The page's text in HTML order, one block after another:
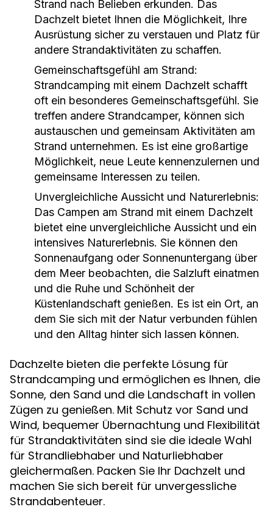
Strand nach Belieben erkunden. Das
Dachzelt bietet Ihnen die Möglichkeit, Ihre
Ausrüstung sicher zu verstauen und Platz für
andere Strandaktivitäten zu schaffen.
Gemeinschaftsgefühl am Strand:
Strandcamping mit einem Dachzelt schafft
oft ein besonderes Gemeinschaftsgefühl. Sie
treffen andere Strandcamper, können sich
austauschen und gemeinsam Aktivitäten am
Strand unternehmen. Es ist eine großartige
Möglichkeit, neue Leute kennenzulernen und
gemeinsame Interessen zu teilen.
Unvergleichliche Aussicht und Naturerlebnis:
Das Campen am Strand mit einem Dachzelt
bietet eine unvergleichliche Aussicht und ein
intensives Naturerlebnis. Sie können den
Sonnenaufgang oder Sonnenuntergang über
dem Meer beobachten, die Salzluft einatmen
und die Ruhe und Schönheit der
Küstenlandschaft genießen. Es ist ein Ort, an
dem Sie sich mit der Natur verbunden fühlen
und den Alltag hinter sich lassen können.
Dachzelte bieten die perfekte Lösung für
Strandcamping und ermöglichen es Ihnen, die
Sonne, den Sand und die Landschaft in vollen
Zügen zu genießen. Mit Schutz vor Sand und
Wind, bequemer Übernachtung und Flexibilität
für Strandaktivitäten sind sie die ideale Wahl
für Strandliebhaber und Naturliebhaber
gleichermaßen. Packen Sie Ihr Dachzelt und
machen Sie sich bereit für unvergessliche
Strandabenteuer.